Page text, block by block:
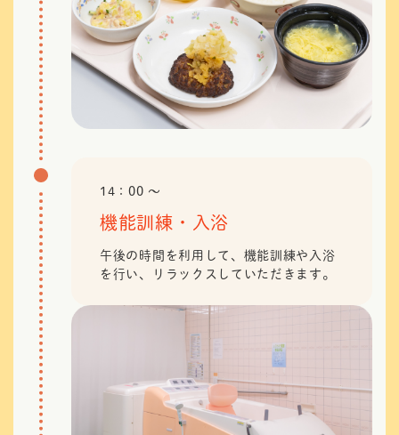
14：00 〜
機能訓練・入浴
午後の時間を利用して、機能訓練や入浴
を行い、リラックスしていただきます。